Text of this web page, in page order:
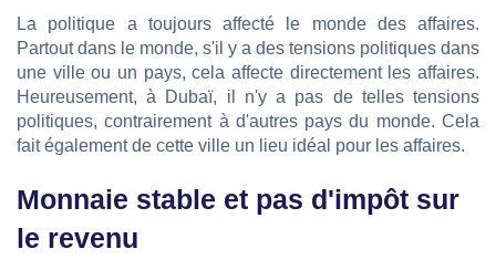
La politique a toujours affecté le monde des affaires.
Partout dans le monde, s'il y a des tensions politiques dans
une ville ou un pays, cela affecte directement les affaires.
Heureusement, à Dubaï, il n'y a pas de telles tensions
politiques, contrairement à d'autres pays du monde. Cela
fait également de cette ville un lieu idéal pour les affaires.
Monnaie stable et pas d'impôt sur
le revenu